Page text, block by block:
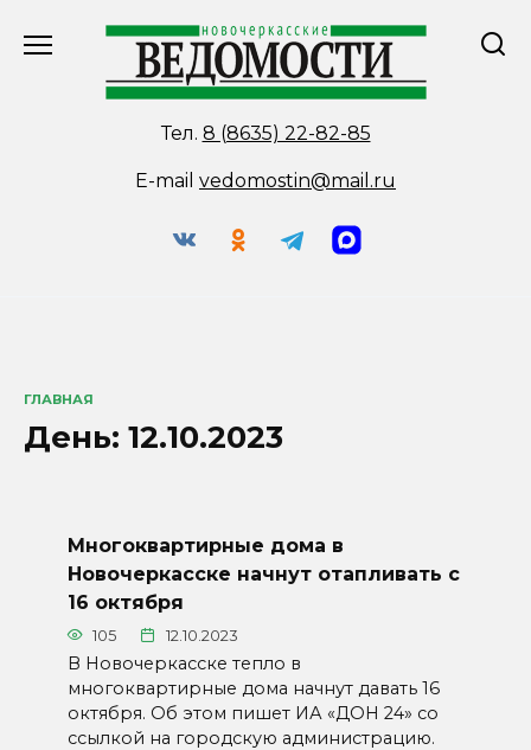
Тел. 8 (8635) 22-82-85
E-mail vedomostin@mail.ru
ГЛАВНАЯ
День: 12.10.2023
Многоквартирные дома в
Новочеркасске начнут отапливать с
16 октября
105 12.10.2023
В Новочеркасске тепло в
многоквартирные дома начнут давать 16
октября. Об этом пишет ИА «ДОН 24» со
ссылкой на городскую администрацию.